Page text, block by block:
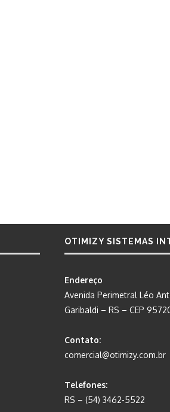
OTIMIZY SISTEMAS
Endereço
Avenida Perimetral Léo
Garibaldi – RS – CEP
Contato:
comercial@otimizy.com.br
Telefones:
RS – (54) 3462-5522